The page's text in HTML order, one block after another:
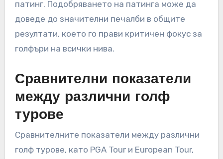
патинг. Подобряването на патинга може да
доведе до значителни печалби в общите
резултати, което го прави критичен фокус за
голфъри на всички нива.
Сравнителни показатели
между различни голф
турове
Сравнителните показатели между различни
голф турове, като PGA Tour и European Tour,